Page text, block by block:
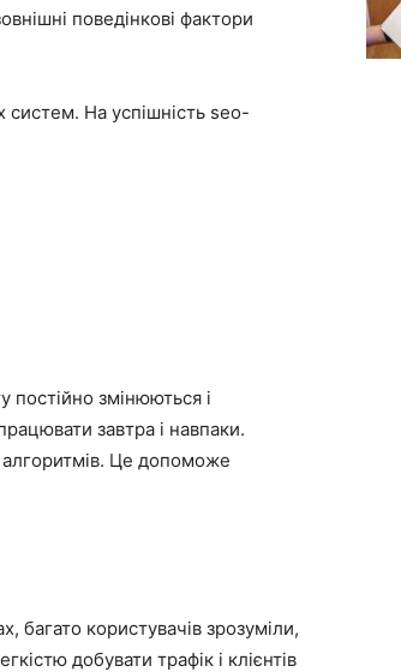
поведінкові фактори
систем. На успішність seo-
змінюються і
завтра і навпаки.
алгоритмів. Це допоможе
користувачів зрозуміли,
добувати трафік і клієнтів